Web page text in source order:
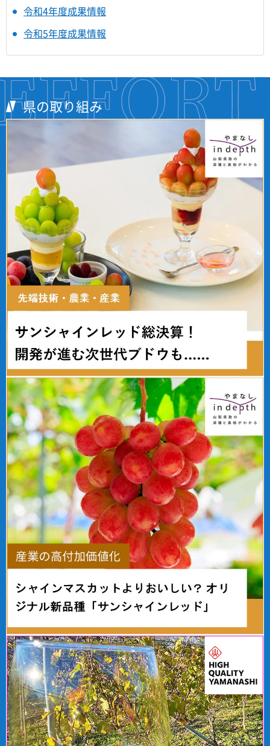
令和4年度成果情報
令和5年度成果情報
県の取り組み